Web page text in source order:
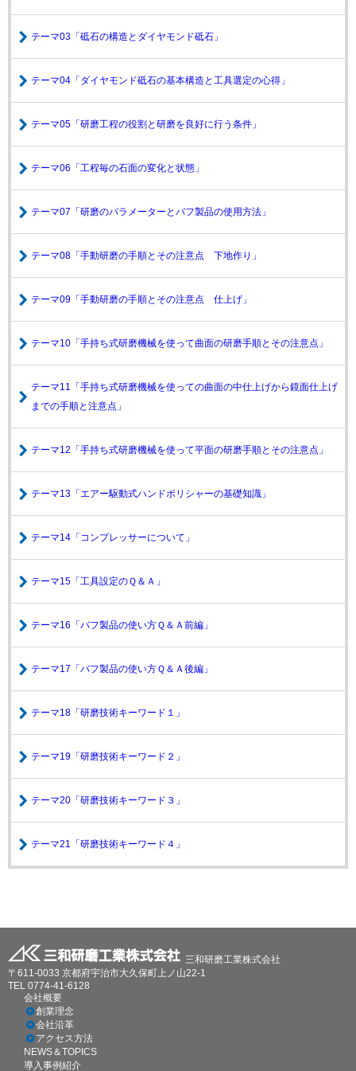
テーマ03「砥石の構造とダイヤモンド砥石」
テーマ04「ダイヤモンド砥石の基本構造と工具選定の心得」
テーマ05「研磨工程の役割と研磨を良好に行う条件」
テーマ06「工程毎の石面の変化と状態」
テーマ07「研磨のパラメーターとバフ製品の使用方法」
テーマ08「手動研磨の手順とその注意点 下地作り」
テーマ09「手動研磨の手順とその注意点 仕上げ」
テーマ10「手持ち式研磨機械を使って曲面の研磨手順とその注意点」
テーマ11「手持ち式研磨機械を使っての曲面の中仕上げから鏡面仕上げ
までの手順と注意点」
テーマ12「手持ち式研磨機械を使って平面の研磨手順とその注意点」
テーマ13「エアー駆動式ハンドポリシャーの基礎知識」
テーマ14「コンプレッサーについて」
テーマ15「工具設定のＱ＆Ａ」
テーマ16「バフ製品の使い方Ｑ＆Ａ前編」
テーマ17「バフ製品の使い方Ｑ＆Ａ後編」
テーマ18「研磨技術キーワード１」
テーマ19「研磨技術キーワード２」
テーマ20「研磨技術キーワード３」
テーマ21「研磨技術キーワード４」
三和研磨工業株式会社
〒611-0033 京都府宇治市大久保町上ノ山22-1
TEL 0774-41-6128
会社概要
創業理念
会社沿革
アクセス方法
NEWS＆TOPICS
導入事例紹介